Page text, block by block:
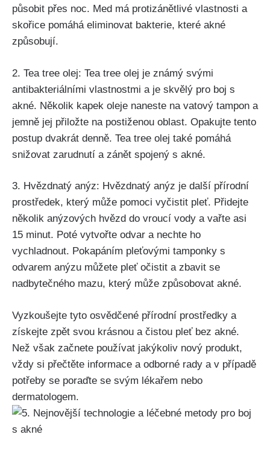
působit přes noc.‌ Med má protizánětlivé vlastnosti a
skořice pomáhá eliminovat bakterie, které akné⁢
způsobují.
2. Tea tree ⁢olej: Tea tree olej je známý svými
antibakteriálními vlastnostmi a je skvělý pro boj s
akné. Několik kapek oleje naneste na ⁢vatový⁢ tampon a
jemně jej přiložte na postiženou oblast.⁣ Opakujte tento
postup dvakrát denně. Tea tree‍ olej také pomáhá​
snižovat​ zarudnutí a zánět spojený s akné.
3. Hvězdnatý anýz:‍ Hvězdnatý anýz je další přírodní
prostředek,​ který ⁢může pomoci vyčistit pleť. Přidejte
několik anýzových hvězd do vroucí ‌vody‌ a vařte asi
15 minut. Poté vytvořte odvar a nechte ‍ho
vychladnout. Pokapáním pleťovými tamponky s ​
odvarem anýzu můžete pleť očistit a zbavit se
nadbytečného ​mazu, který může způsobovat akné.
Vyzkoušejte tyto osvědčené přírodní prostředky ‍a
získejte zpět svou krásnou a čistou pleť‌ bez akné.
⁣Než však začnete‌ používat jakýkoliv nový produkt,
vždy si přečtěte informace a odborné rady a v případě
potřeby se poraďte ‌se svým lékařem nebo
dermatologem.